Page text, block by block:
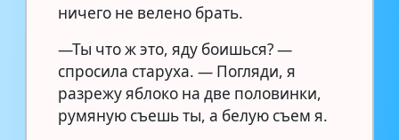
ничего не велено брать.
—Ты что ж это, яду боишься? —
спросила старуха. — Погляди, я
разрежу яблоко на две половинки,
румяную съешь ты, а белую съем я.